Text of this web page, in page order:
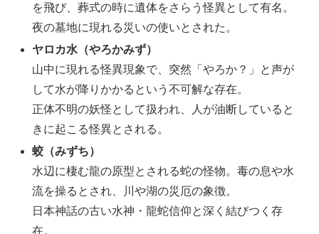
を飛び、葬式の時に遺体をさらう怪異として有名。
夜の墓地に現れる災いの使いとされた。
ヤロカ水（やろかみず）
山中に現れる怪異現象で、突然「やろか？」と声が
して水が降りかかるという不可解な存在。
正体不明の妖怪として扱われ、人が油断していると
きに起こる怪異とされる。
蛟（みずち）
水辺に棲む龍の原型とされる蛇の怪物。毒の息や水
流を操るとされ、川や湖の災厄の象徴。
日本神話の古い水神・龍蛇信仰と深く結びつく存
在。